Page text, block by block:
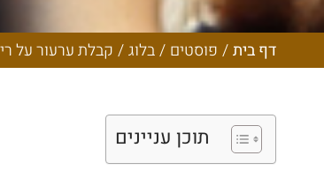
דף בית/ פוסטים /בלוג/ קבלת ערעור על
תוכן עניינים